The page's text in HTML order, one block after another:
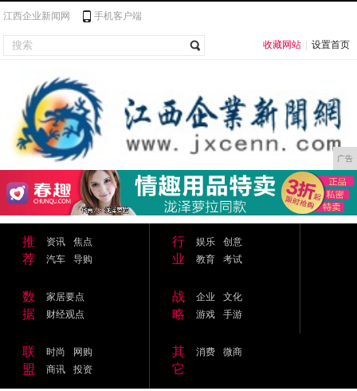
江西企业新闻网 手机客户端
收藏网站 设置首页
广告
推
荐
资讯
焦点
汽车
导购
行
业
娱乐
创意
教育
考试
数
据
家居要点
财经观点
战
略
企业
文化
游戏
手游
联
盟
时尚
网购
商讯
投资
其
它
消费 微商